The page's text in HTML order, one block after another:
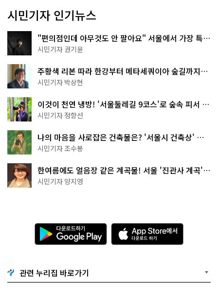
시민기자 인기뉴스
"편의점인데 아무것도 안 팔아요" 서울에서 가장 특별
한 편의점의 정체
시민기자 권기윤
주황색 리본 따라 한강부터 메타세쿼이아 숲길까지…
서울둘레길 15코스
시민기자 박상현
이것이 천연 냉방! '서울둘레길 9코스'로 숲속 피서 떠
나볼까
시민기자 정향선
나의 마음을 사로잡은 건축물은? '서울시 건축상' 수
상작 공개!
시민기자 조수봉
한여름에도 얼음장 같은 계곡물! 서울 '진관사 계곡'이
천국이네~
시민기자 양지영
다
운
로
기
G
o
A
p
p
e
관련 누리집 바로가기